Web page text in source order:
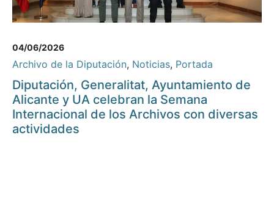
04/06/2026
Archivo de la Diputación, Noticias, Portada
Diputación, Generalitat, Ayuntamiento de
Alicante y UA celebran la Semana
Internacional de los Archivos con diversas
actividades